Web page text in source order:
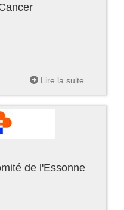
Lire la suite
de l'Essonne